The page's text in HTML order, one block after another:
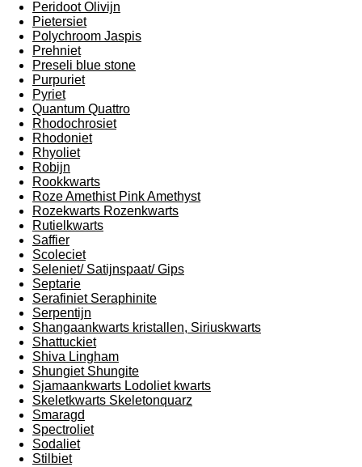
Peridoot Olivijn
Pietersiet
Polychroom Jaspis
Prehniet
Preseli blue stone
Purpuriet
Pyriet
Quantum Quattro
Rhodochrosiet
Rhodoniet
Rhyoliet
Robijn
Rookkwarts
Roze Amethist Pink Amethyst
Rozekwarts Rozenkwarts
Rutielkwarts
Saffier
Scoleciet
Seleniet/ Satijnspaat/ Gips
Septarie
Serafiniet Seraphinite
Serpentijn
Shangaankwarts kristallen, Siriuskwarts
Shattuckiet
Shiva Lingham
Shungiet Shungite
Sjamaankwarts Lodoliet kwarts
Skeletkwarts Skeletonquarz
Smaragd
Spectroliet
Sodaliet
Stilbiet